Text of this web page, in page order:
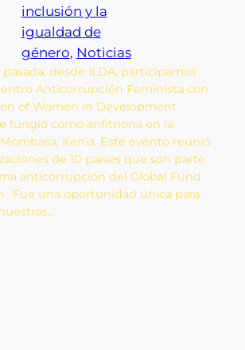
inclusión y la
igualdad de
género, Noticias
pasada, desde ILDA, participamos
Anticorrupción Feminista con
of Women in Development
fungió como anfitriona en la
Kenia. Este evento reunió
de 10 países que son parte
anticorrupción del Global Fund
Fue una oportunidad única para